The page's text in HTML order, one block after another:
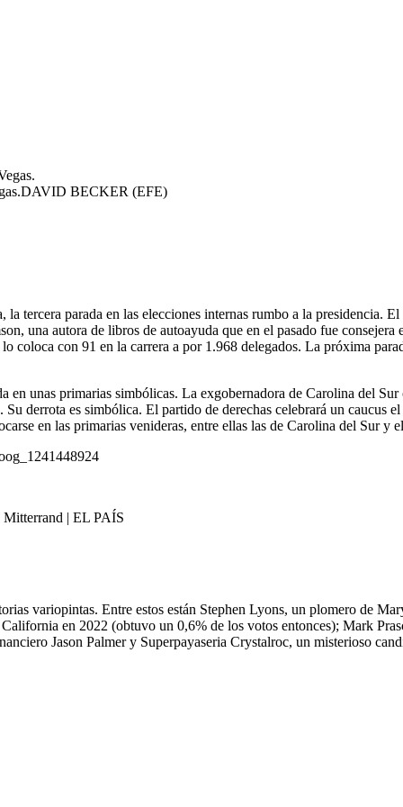
BECKER (EFE)
tercera parada en las elecciones internas rumbo a la presidencia.
una autora de libros de autoayuda que en el pasado fue
coloca con 91 en la carrera a por 1.968 delegados. La próxima
unas primarias simbólicas. La exgobernadora de Carolina del
derrota es simbólica. El partido de derechas celebrará un caucus
en las primarias venideras, entre ellas las de Carolina del Sur y
| EL PAÍS
variopintas. Entre estos están Stephen Lyons, un plomero de
en 2022 (obtuvo un 0,6% de los votos entonces); Mark
Jason Palmer y Superpayaseria Crystalroc, un misterioso